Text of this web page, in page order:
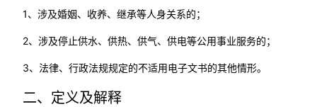
1、涉及婚姻、收养、继承等人身关系的；
2、涉及停止供水、供热、供气、供电等公用事业服务的；
3、法律、行政法规规定的不适用电子文书的其他情形。
二、定义及解释